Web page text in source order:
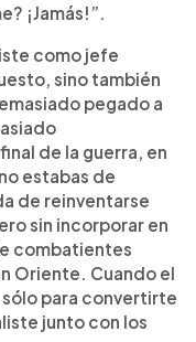
¡Jamás!”.
como jefe
sino también
pegado a
de la guerra, en
estabas de
de reinventarse
sin incorporar en
combatientes
Oriente. Cuando el
para convertirte
junto con los